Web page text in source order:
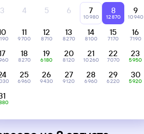
— Сараево
3 4 5 6 7
10 ⁠980
8
12 ⁠870
9
10 ⁠940
⁠190
11
9 ⁠700
12
8 ⁠710
13
8 ⁠270
14
8 ⁠100
15
7 ⁠170
16
7 ⁠190
18
8 ⁠270
19
6 ⁠180
20
8 ⁠120
21
10 ⁠260
22
7 ⁠070
23
5 ⁠950
25
6 ⁠960
26
9 ⁠430
27
9 ⁠120
28
6 ⁠960
29
6 ⁠220
30
5 ⁠920